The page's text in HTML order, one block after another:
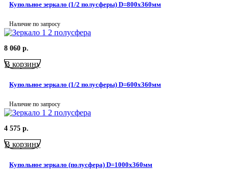
Купольное зеркало (1/2 полусферы) D=800х360мм
Наличие по запросу
8 060 р.
В корзину
Купольное зеркало (1/2 полусферы) D=600х360мм
Наличие по запросу
4 575 р.
В корзину
Купольное зеркало (полусфера) D=1000х360мм